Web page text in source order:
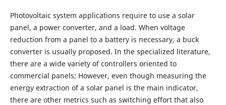
Photovoltaic system applications require to use a solar
panel, a power converter, and a load. When voltage
reduction from a panel to a battery is necessary, a buck
converter is usually proposed. In the specialized literature,
there are a wide variety of controllers oriented to
commercial panels; However, even though measuring the
energy extraction of a solar panel is the main indicator,
there are other metrics such as switching effort that also